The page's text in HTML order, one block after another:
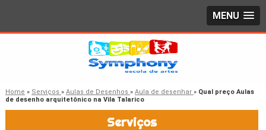
MENU
Home » Serviços » Aulas de Desenhos » Aula de desenhar » Qual preço Aulas
de desenho arquitetônico na Vila Talarico
Serviços